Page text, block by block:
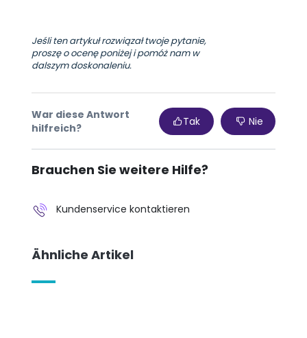
Jeśli ten artykuł rozwiązał twoje pytanie,
proszę o ocenę poniżej i pomóż nam w
dalszym doskonaleniu.
War diese Antwort
hilfreich?
Tak Nie
Brauchen Sie weitere Hilfe?
Kundenservice kontaktieren
Ähnliche Artikel